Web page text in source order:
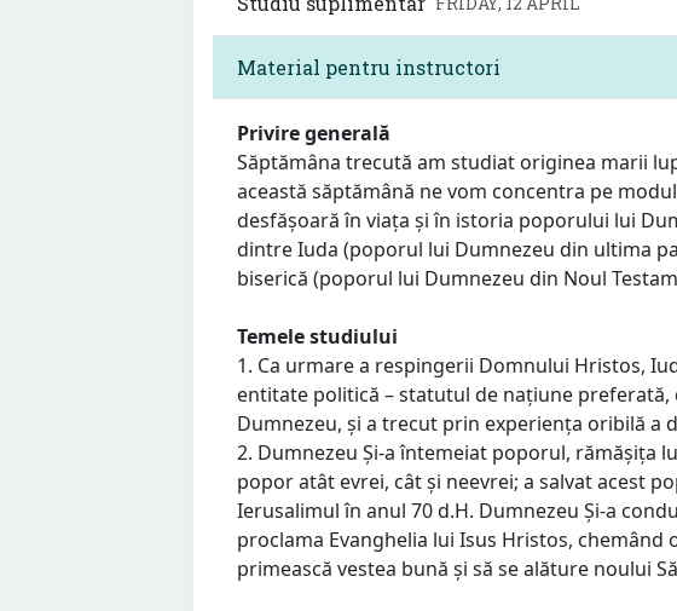
Material pentru instructori
Privire generală
Săptămâna trecută am studiat originea marii
această săptămână ne vom concentra pe
desfășoară în viața și în istoria poporului lui
dintre Iuda (poporul lui Dumnezeu din ultima
biserică (poporul lui Dumnezeu din Noul
Temele studiului
1. Ca urmare a respingerii Domnului Hristos,
entitate politică – statutul de națiune preferată,
Dumnezeu, și a trecut prin experiența oribilă a
2. Dumnezeu Și-a întemeiat poporul, rămășița
popor atât evrei, cât și neevrei; a salvat acest
Ierusalimul în anul 70 d.H. Dumnezeu Și-a
proclama Evanghelia lui Isus Hristos, chemând
primească vestea bună și să se alăture noului